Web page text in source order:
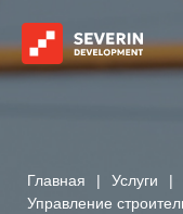
Главная | Услуги |
Управление